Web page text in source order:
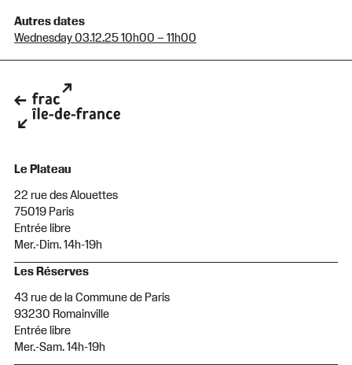
Autres dates
Wednesday 03.12.25 10h00 – 11h00
Le Plateau
22 rue des Alouettes
75019 Paris
Entrée libre
Mer.-Dim. 14h-19h
Les Réserves
43 rue de la Commune de Paris
93230 Romainville
Entrée libre
Mer.-Sam. 14h-19h